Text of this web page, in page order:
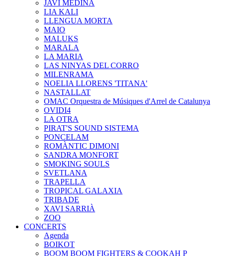
JAVI MEDINA
LIA KALI
LLENGUA MORTA
MAIO
MALUKS
MARALA
LA MARIA
LAS NINYAS DEL CORRO
MILENRAMA
NOELIA LLORENS 'TITANA'
NASTALLAT
OMAC Orquestra de Músiques d'Arrel de Catalunya
OVIDI4
LA OTRA
PIRAT'S SOUND SISTEMA
PONCELAM
ROMÀNTIC DIMONI
SANDRA MONFORT
SMOKING SOULS
SVETLANA
TRAPELLA
TROPICAL GALAXIA
TRIBADE
XAVI SARRIÀ
ZOO
CONCERTS
Agenda
BOIKOT
BOOM BOOM FIGHTERS & COOKAH P